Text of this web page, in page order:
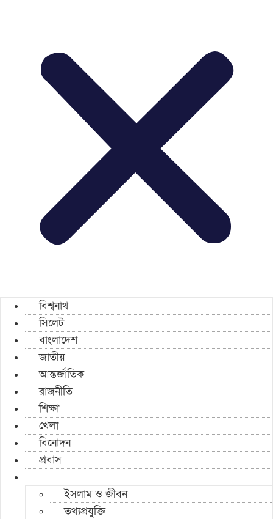
বিশ্বনাথ
সিলেট
বাংলাদেশ
জাতীয়
আন্তর্জাতিক
রাজনীতি
শিক্ষা
খেলা
বিনোদন
প্রবাস
ইসলাম ও জীবন
তথ্যপ্রযুক্তি